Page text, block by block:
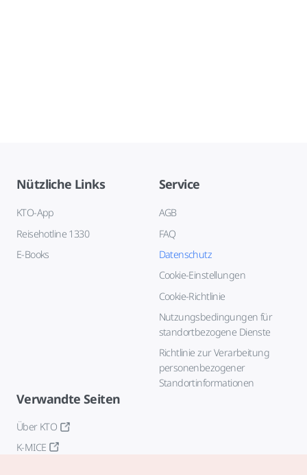
Nützliche Links
KTO-App
Reisehotline 1330
E-Books
Service
AGB
FAQ
Datenschutz
Cookie-Einstellungen
Cookie-Richtlinie
Nutzungsbedingungen für
standortbezogene Dienste
Richtlinie zur Verarbeitung
personenbezogener
Standortinformationen
Verwandte Seiten
Über KTO
K-MICE